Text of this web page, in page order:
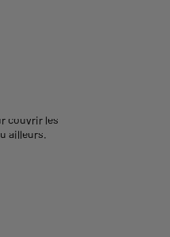
couvrir les
ailleurs.